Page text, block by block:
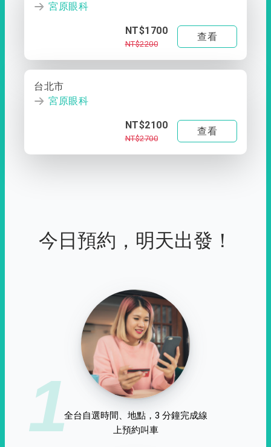
宮原眼科
NT$1700
NT$2200
查看
台北市
宮原眼科
NT$2100
NT$2700
查看
今日預約，明天出發！
1全台自選時間、地點，3 分鐘完成線
上預約叫車